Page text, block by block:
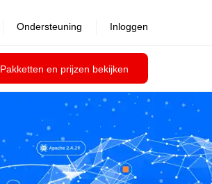
Pakketten en prijzen bekijken
Ondersteuning Inloggen